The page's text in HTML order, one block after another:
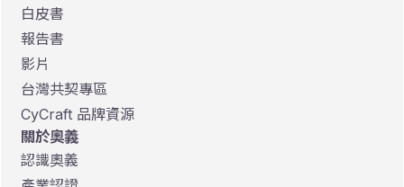
白皮書
報告書
影片
台灣共契專區
CyCraft 品牌資源
關於奧義
認識奧義